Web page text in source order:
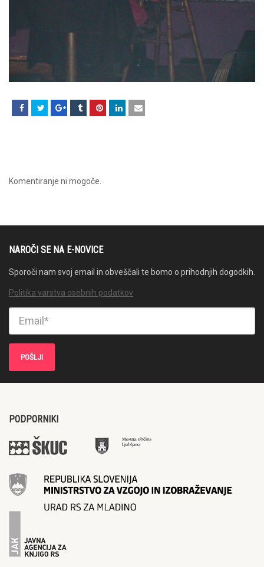
Komentiranje ni mogoče.
NAROČI SE NA E-NOVICE
Sporoči nam svoj email in obveščali te bomo o prihodnjih dogodkih.
Politika varstva osebnih podatkov
PODPORNIKI